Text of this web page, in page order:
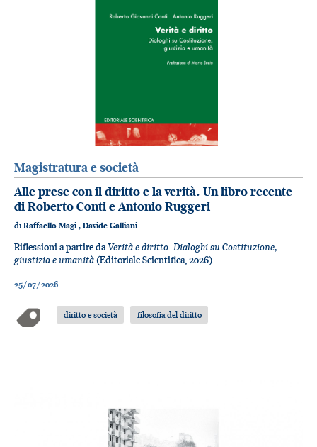
Magistratura e società
Alle prese con il diritto e la verità. Un libro recente
di Roberto Conti e Antonio Ruggeri
di Raffaello Magi , Davide Galliani
Riflessioni a partire daVerità e diritto. Dialoghi su Costituzione,
giustizia e umanità(Editoriale Scientifica, 2026)
25/07/2026
diritto e società filosofia del diritto